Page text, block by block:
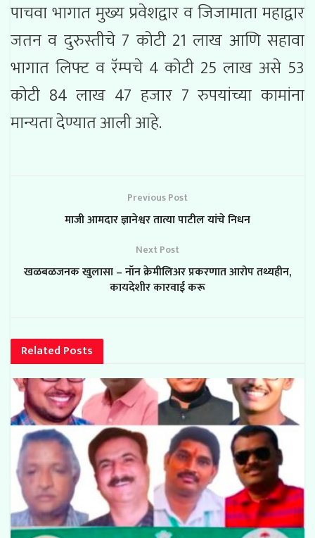
पाचवा भागात मुख्य प्रवेशद्वार व जिजामाता महाद्वार
जतन व दुरुस्तीचे 7 कोटी 21 लाख आणि सहावा
भागात लिफ्ट व रॅम्पचे 4 कोटी 25 लाख असे 53
कोटी 84 लाख 47 हजार 7 रुपयांच्या कामांना
मान्यता देण्यात आली आहे.
Previous Post
माजी आमदार ज्ञानेश्वर तात्या पाटील यांचे निधन
Next Post
खळबळजनक खुलासा – नॉन क्रेमीलिअर प्रकरणात आरोप तथ्यहीन,
कायदेशीर कारवाई करू
Related Posts